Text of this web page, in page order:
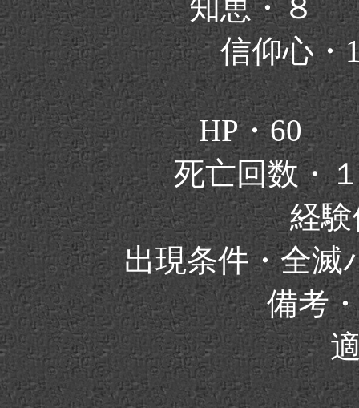
知恵・
信仰心
HP・60
死亡回数
経験
出現条件・全滅
備考